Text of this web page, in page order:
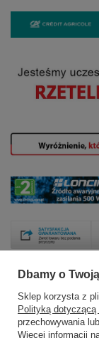
Dbamy o
Sklep korzysta z
Polityką dotyczącą
przechowywania
Więcej informacji